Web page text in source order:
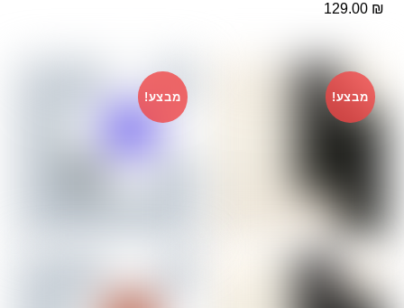
129.00 ₪
מבצע! מבצע!